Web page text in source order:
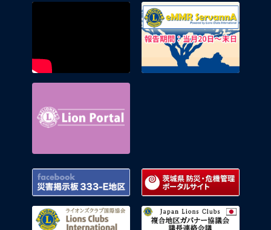
Facebook 災害掲示板 333-E地区
ライオンズクラブ国際協会